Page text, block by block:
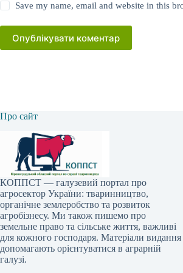
Save my name, email and website in this
Опублікувати коментар
Про сайт
КОППСТ — галузевий портал про
агросектор України: тваринництво,
органічне землеробство та розвиток
агробізнесу. Ми також пишемо про
земельне право та сільське життя, важливі
для кожного господаря. Матеріали видання
допомагають орієнтуватися в аграрній
галузі.